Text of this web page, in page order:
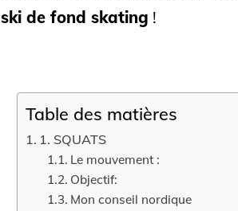
ski de fond skating !
Table des matières
1. SQUATS
Le mouvement :
Objectif:
Mon conseil nordique